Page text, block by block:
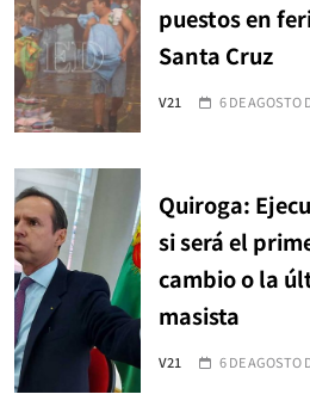
puestos en
Santa Cruz
V21 6 DE AGOSTO
Quiroga:
si será el
cambio o la
masista
V21 6 DE AGOSTO